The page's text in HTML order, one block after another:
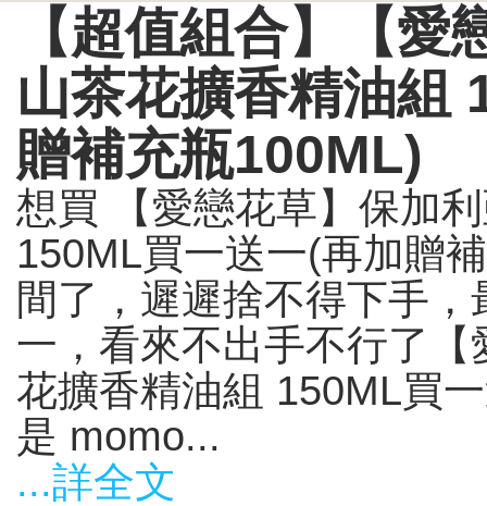
【超值組合】【
山茶花擴香精油組
贈補充瓶100ML)
想買 【愛戀花草】保加
150ML買一送一(再加贈
間了，遲遲捨不得下手
一，看來不出手不行了
花擴香精油組 150ML買
是 momo...
...詳全文